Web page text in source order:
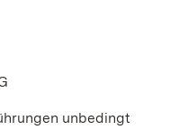
unbedingt